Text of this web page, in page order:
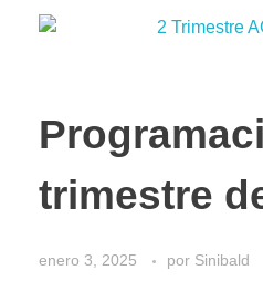
trimestre
enero 3, 2025 por Sinibald